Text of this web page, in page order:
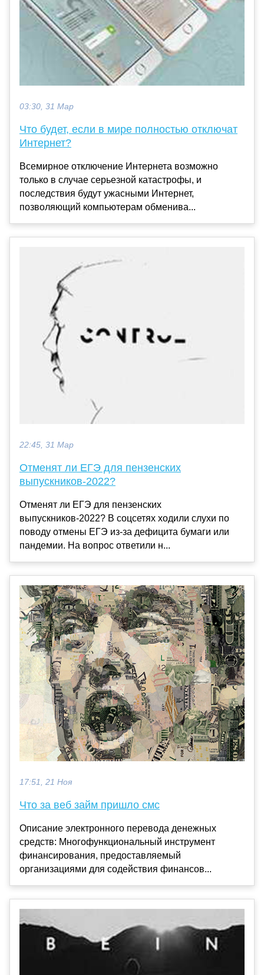
03:30, 31 Мар
Что будет, если в мире полностью отключат
Интернет?
Всемирное отключение Интернета возможно
только в случае серьезной катастрофы, и
последствия будут ужасными Интернет,
позволяющий компьютерам обменива...
22:45, 31 Мар
Отменят ли ЕГЭ для пензенских
выпускников-2022?
Отменят ли ЕГЭ для пензенских
выпускников-2022? В соцсетях ходили слухи по
поводу отмены ЕГЭ из-за дефицита бумаги или
пандемии. На вопрос ответили н...
17:51, 21 Ноя
Что за веб займ пришло смс
Описание электронного перевода денежных
средств: Многофункциональный инструмент
финансирования, предоставляемый
организациями для содействия финансов...